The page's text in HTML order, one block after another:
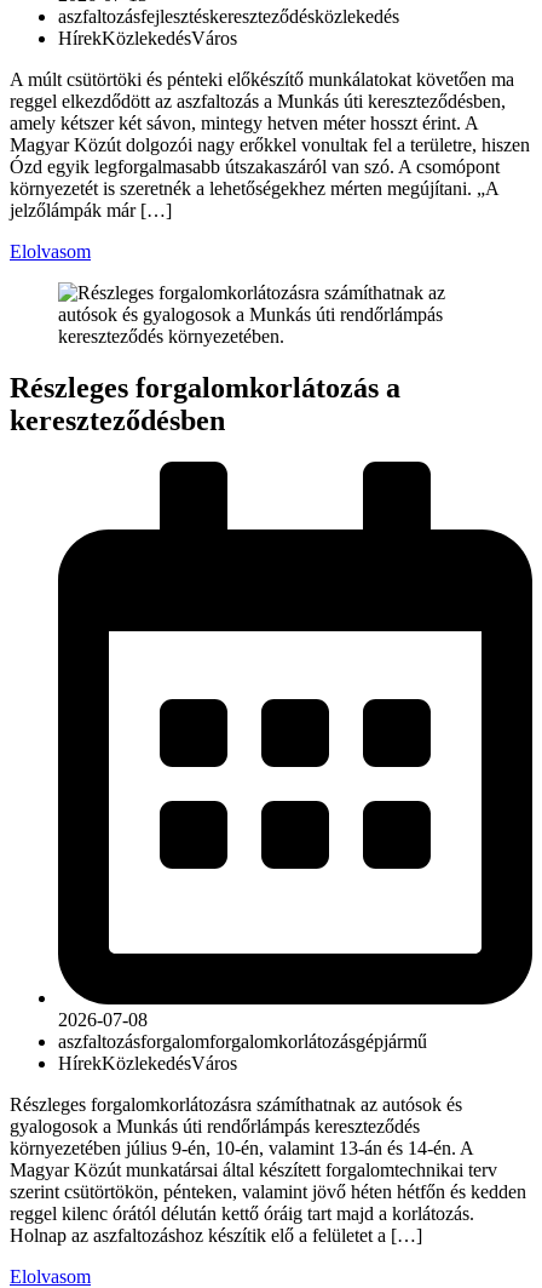
aszfaltozásfejlesztéskereszteződésközlekedés
HírekKözlekedésVáros
A múlt csütörtöki és pénteki előkészítő munkálatokat követően ma
reggel elkezdődött az aszfaltozás a Munkás úti kereszteződésben,
amely kétszer két sávon, mintegy hetven méter hosszt érint. A
Magyar Közút dolgozói nagy erőkkel vonultak fel a területre, hiszen
Ózd egyik legforgalmasabb útszakaszáról van szó. A csomópont
környezetét is szeretnék a lehetőségekhez mérten megújítani. „A
jelzőlámpák már […]
Elolvasom
Részleges forgalomkorlátozás a
kereszteződésben
2026-07-08
aszfaltozásforgalomforgalomkorlátozásgépjármű
HírekKözlekedésVáros
Részleges forgalomkorlátozásra számíthatnak az autósok és
gyalogosok a Munkás úti rendőrlámpás kereszteződés
környezetében július 9-én, 10-én, valamint 13-án és 14-én. A
Magyar Közút munkatársai által készített forgalomtechnikai terv
szerint csütörtökön, pénteken, valamint jövő héten hétfőn és kedden
reggel kilenc órától délután kettő óráig tart majd a korlátozás.
Holnap az aszfaltozáshoz készítik elő a felületet a […]
Elolvasom